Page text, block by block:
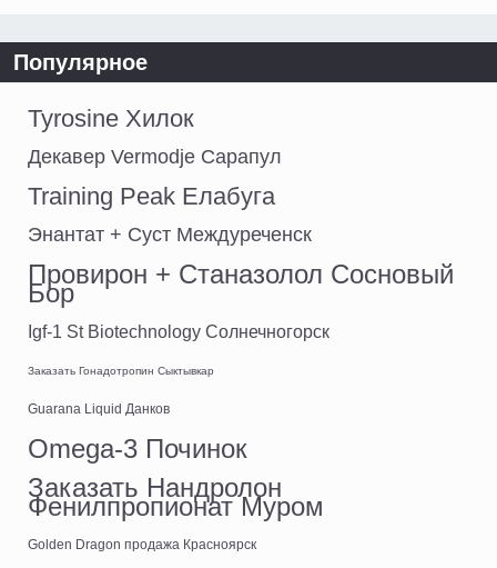
Популярное
Tyrosine Хилок
Декавер Vermodje Сарапул
Training Peak Елабуга
Энантат + Суст Междуреченск
Провирон + Станазолол Сосновый
Бор
Igf-1 St Biotechnology Солнечногорск
Заказать Гонадотропин Сыктывкар
Guarana Liquid Данков
Omega-3 Починок
Заказать Нандролон
Фенилпропионат Муром
Golden Dragon продажа Красноярск